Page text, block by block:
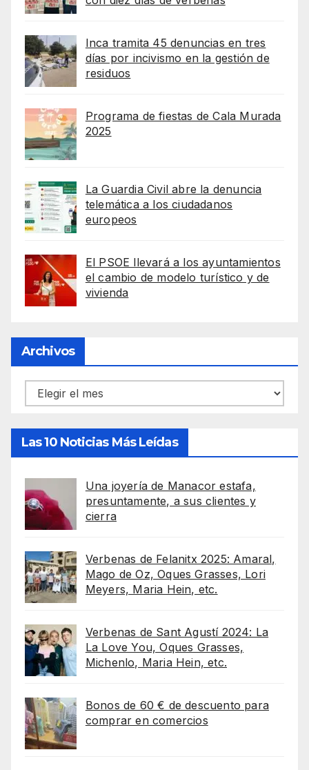
Inca tramita 45 denuncias en tres
días por incivismo en la gestión de
residuos
Programa de fiestas de Cala Murada
2025
La Guardia Civil abre la denuncia
telemática a los ciudadanos
europeos
El PSOE llevará a los ayuntamientos
el cambio de modelo turístico y de
vivienda
Archivos
Archivos
Las 10 Noticias Más Leídas
Una joyería de Manacor estafa,
presuntamente, a sus clientes y
cierra
Verbenas de Felanitx 2025: Amaral,
Mago de Oz, Oques Grasses, Lori
Meyers, Maria Hein, etc.
Verbenas de Sant Agustí 2024: La
La Love You, Oques Grasses,
Michenlo, Maria Hein, etc.
Bonos de 60 € de descuento para
comprar en comercios